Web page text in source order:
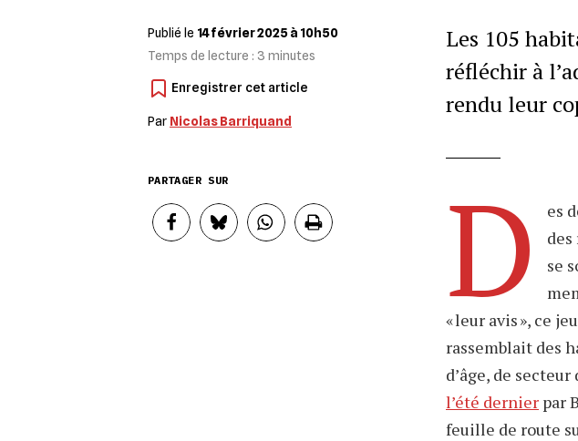
Publié le 14 février 2025 à 10h50
Temps de lecture : 3 minutes
Par Nicolas Barriquand
PARTAGER SUR
Les 105
réfléchir à
rendu leur
D
es
se
« leur avis », ce
rassemblait des
d’âge, de
l’été dernier par
feuille de route